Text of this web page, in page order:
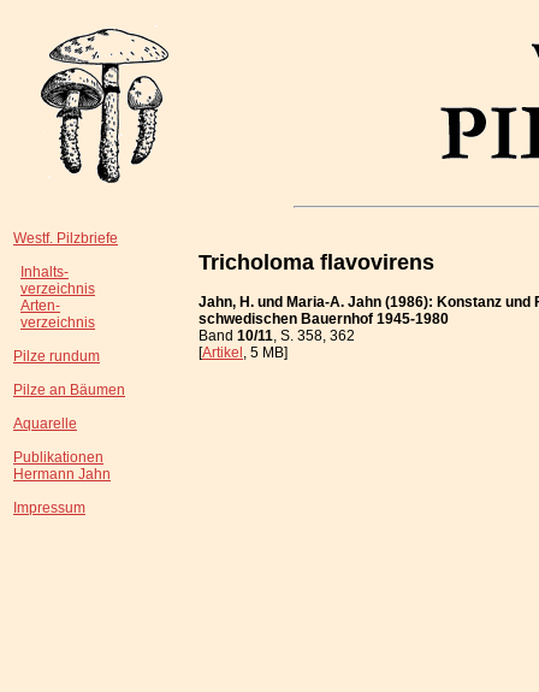
Westf. Pilzbriefe
Inhalts-
verzeichnis
Arten-
verzeichnis
Pilze rundum
Pilze an Bäumen
Aquarelle
Publikationen
Hermann Jahn
Impressum
Tricholoma flavovirens
Jahn, H. und Maria-A. Jahn (1986): Konstanz
schwedischen Bauernhof 1945-1980
Band 10/11, S. 358, 362
[Artikel, 5 MB]